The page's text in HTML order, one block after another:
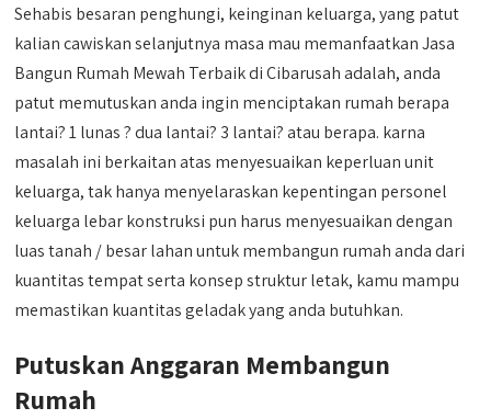
Sehabis besaran penghungi, keinginan keluarga, yang patut
kalian cawiskan selanjutnya masa mau memanfaatkan Jasa
Bangun Rumah Mewah Terbaik di Cibarusah adalah, anda
patut memutuskan anda ingin menciptakan rumah berapa
lantai? 1 lunas ? dua lantai? 3 lantai? atau berapa. karna
masalah ini berkaitan atas menyesuaikan keperluan unit
keluarga, tak hanya menyelaraskan kepentingan personel
keluarga lebar konstruksi pun harus menyesuaikan dengan
luas tanah / besar lahan untuk membangun rumah anda dari
kuantitas tempat serta konsep struktur letak, kamu mampu
memastikan kuantitas geladak yang anda butuhkan.
Putuskan Anggaran Membangun
Rumah